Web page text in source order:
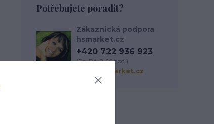
Potřebujete poradit?
Zákaznická podpora
hsmarket.cz
+420 722 936 923
(Po-Pá, 8-16 hod.)
info@hsmarket.cz